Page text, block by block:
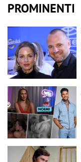
PROMINENTI